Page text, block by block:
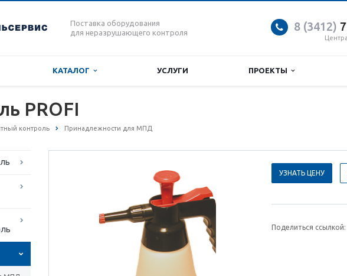
Поставка оборудования
для неразрушающего контроля
8 (3412)
КАТАЛОГ УСЛУГИ ПРОЕКТЫ
PROFI
контроль Принадлежности для МПД
УЗНАТЬ ЦЕНУ
Поделиться ссылкой: